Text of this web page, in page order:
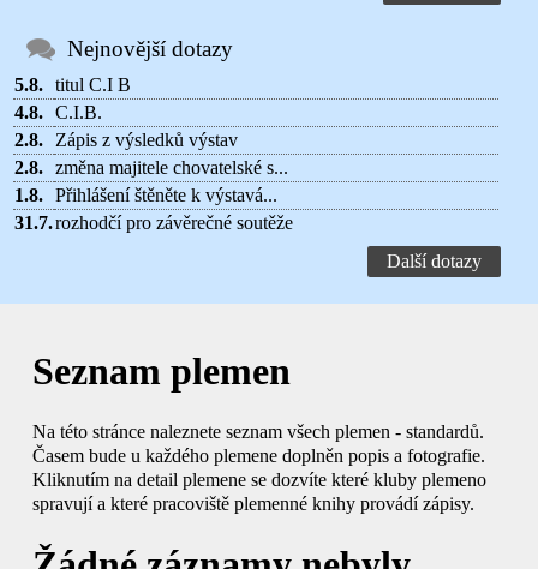
Nejnovější dotazy
5.8. titul C.I B
4.8. C.I.B.
2.8.
Zápis z výsledků výstav
2.8. změna majitele chovatelské s...
1.8. Přihlášení štěněte k výstavá...
31.7.rozhodčí pro závěrečné soutěže
Další dotazy
Seznam plemen
Na této stránce naleznete seznam všech plemen - standardů.
Časem bude u každého plemene doplněn popis a fotografie.
Kliknutím na detail plemene se dozvíte které kluby plemeno
spravují a které pracoviště plemenné knihy provádí zápisy.